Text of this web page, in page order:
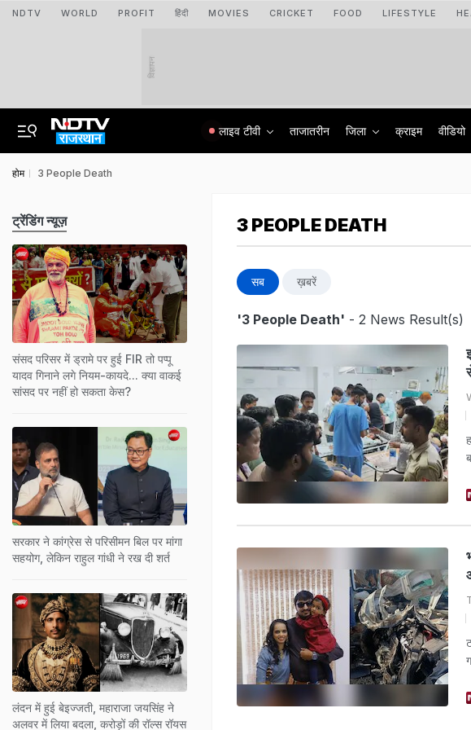
NDTV WORLD PROFIT हिंदी MOVIES CRICKET FOOD LIFESTYLE
विज्ञापन
लाइव टीवी ताजातरीन जिला क्राइम वीडियो
होम 3 People Death
3 PEOPLE DEATH
सब ख़बरें
'3 People Death' - 2 News Result(s)
ट्रेंडिंग न्यूज़
संसद परिसर में ड्रामे पर हुई FIR तो पप्पू
यादव गिनाने लगे नियम-कायदे... क्या वाकई
सांसद पर नहीं हो सकता केस?
सरकार ने कांग्रेस से परिसीमन बिल पर मांगा
सहयोग, लेकिन राहुल गांधी ने रख दी शर्त
लंदन में हुई बेइज्जती, महाराजा जयसिंह ने
अलवर में लिया बदला, करोड़ों की रॉल्स रॉयस